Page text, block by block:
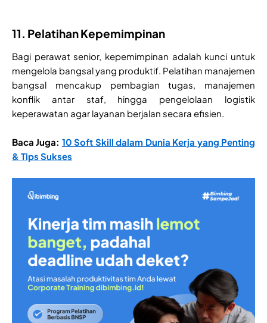
11. Pelatihan Kepemimpinan
Bagi perawat senior, kepemimpinan adalah kunci untuk
mengelola bangsal yang produktif. Pelatihan manajemen
bangsal mencakup pembagian tugas, manajemen
konflik antar staf, hingga pengelolaan logistik
keperawatan agar layanan berjalan secara efisien.
Baca Juga: 10 Soft Skill dalam Dunia Kerja yang Penting
& Tips Sukses